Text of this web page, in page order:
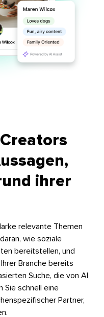
ihrer
relevante Themen
wie soziale
bereitstellen, und
Branche bereits
Suche, die von AI
Sie schnell eine
Partner,